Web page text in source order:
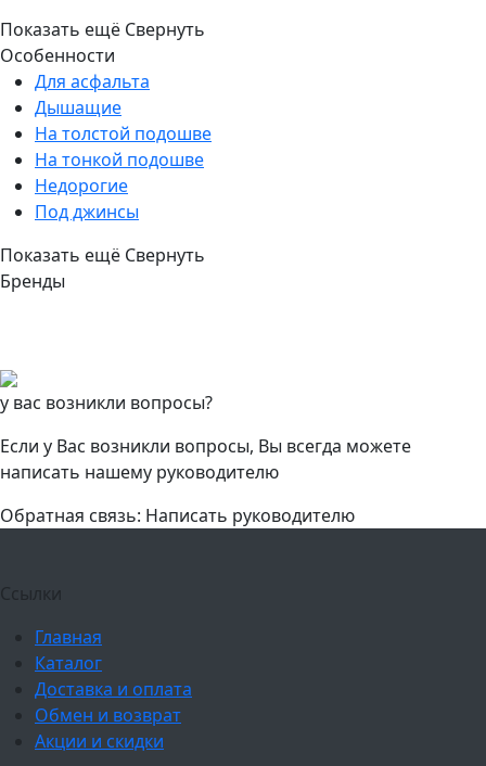
Показать ещё Свернуть
Особенности
Для асфальта
Дышащие
На толстой подошве
На тонкой подошве
Недорогие
Под джинсы
Показать ещё Свернуть
Бренды
у вас возникли вопросы?
Если у Вас возникли вопросы, Вы всегда можете
написать нашему руководителю
Обратная связь: Написать руководителю
Ссылки
Главная
Каталог
Доставка и оплата
Обмен и возврат
Акции и скидки